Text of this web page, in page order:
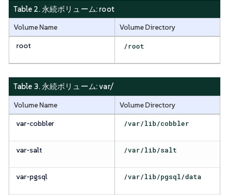
Table 2. 永続ボリューム:root
Volume Name
Volume Directory
root
/root
Table 3. 永続ボリューム:var/
Volume Name
Volume Directory
var-cobbler
/var/lib/cobbler
var-salt /var/lib/salt
var-pgsql /var/lib/pgsql/data